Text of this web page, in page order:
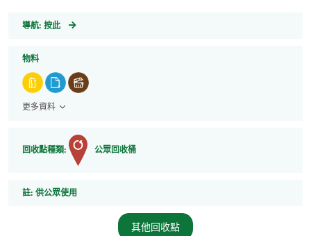
導航: GeoCoordinates
按此
物料
更多資料
回收點種類: 公眾回收桶
註: 註
供公眾使用
其他回收點